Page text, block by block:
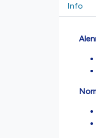
Info